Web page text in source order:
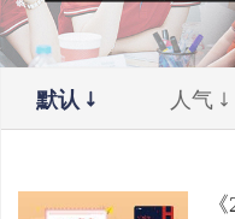
默认 人气